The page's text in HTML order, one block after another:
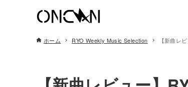
ホーム RYO Weekly Music Selection 【新曲レ